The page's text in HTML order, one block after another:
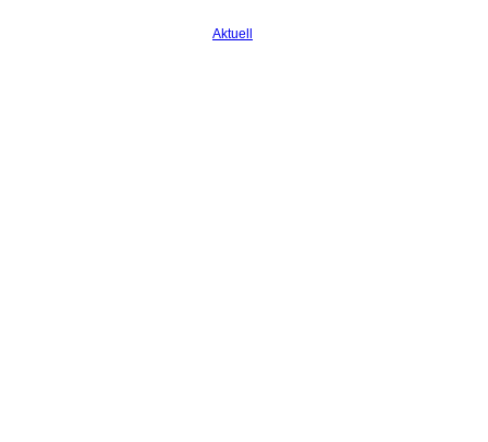
Aktuell